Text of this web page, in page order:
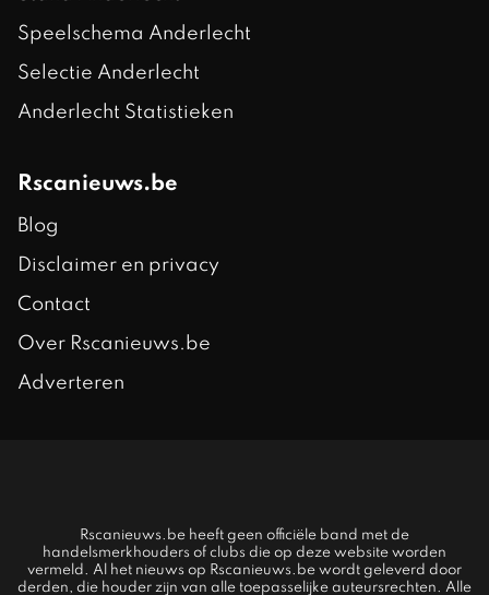
Speelschema Anderlecht
Selectie Anderlecht
Anderlecht Statistieken
Rscanieuws.be
Blog
Disclaimer en privacy
Contact
Over Rscanieuws.be
Adverteren
Rscanieuws.be heeft geen officiële band met de
handelsmerkhouders of clubs die op deze website worden
vermeld. Al het nieuws op Rscanieuws.be wordt geleverd door
derden, die houder zijn van alle toepasselijke auteursrechten. Alle